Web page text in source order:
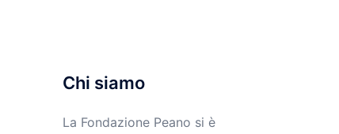
Chi siamo
La Fondazione Peano si è